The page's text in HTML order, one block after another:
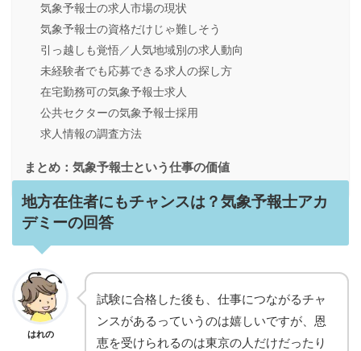
気象予報士の求人市場の現状
気象予報士の資格だけじゃ難しそう
引っ越しも覚悟／人気地域別の求人動向
未経験者でも応募できる求人の探し方
在宅勤務可の気象予報士求人
公共セクターの気象予報士採用
求人情報の調査方法
まとめ：気象予報士という仕事の価値
地方在住者にもチャンスは？気象予報士アカ
デミーの回答
はれの
試験に合格した後も、仕事につながるチャ
ンスがあるっていうのは嬉しいですが、恩
恵を受けられるのは東京の人だけだったり